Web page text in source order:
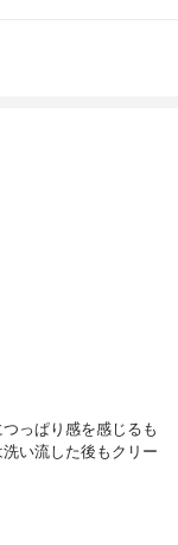
っぱり感を感じるも
い流した後もクリー